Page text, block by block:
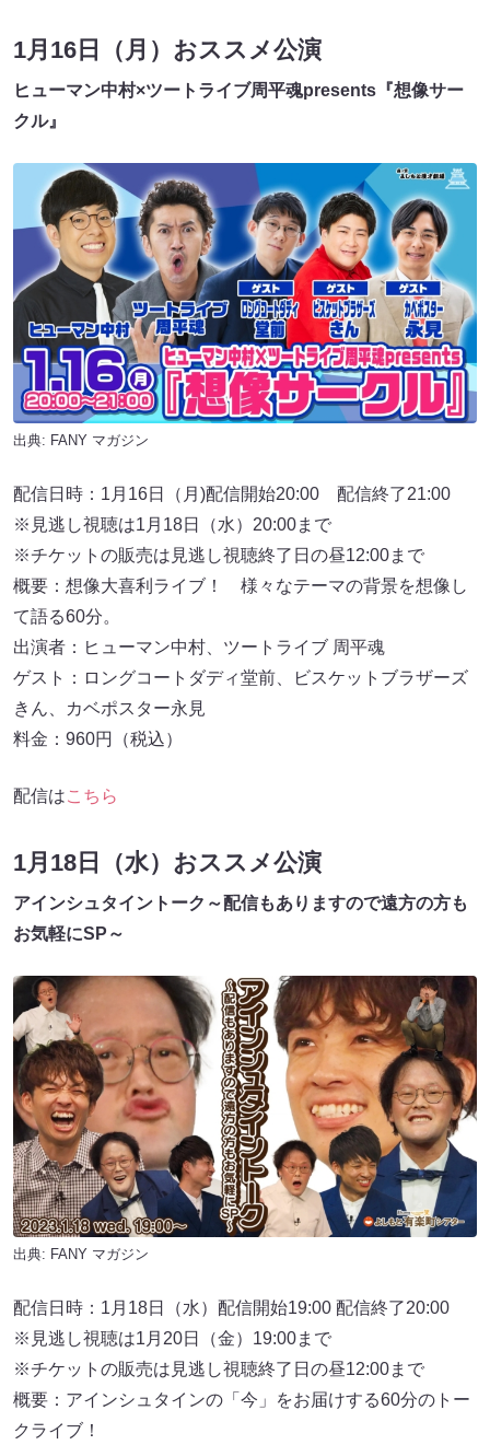
1月16日（月）おススメ公演
ヒューマン中村×ツートライブ周平魂presents『想像サー
クル』
出典: FANY マガジン
配信日時：1月16日（月)配信開始20:00 配信終了21:00
※見逃し視聴は1月18日（水）20:00まで
※チケットの販売は見逃し視聴終了日の昼12:00まで
概要：想像大喜利ライブ！ 様々なテーマの背景を想像し
て語る60分。
出演者：ヒューマン中村、ツートライブ 周平魂
ゲスト：ロングコートダディ堂前、ビスケットブラザーズ
きん、カベポスター永見
料金：960円（税込）
配信はこちら
1月18日（水）おススメ公演
アインシュタイントーク～配信もありますので遠方の方も
お気軽にSP～
出典: FANY マガジン
配信日時：1月18日（水）配信開始19:00 配信終了20:00
※見逃し視聴は1月20日（金）19:00まで
※チケットの販売は見逃し視聴終了日の昼12:00まで
概要：アインシュタインの「今」をお届けする60分のトー
クライブ！